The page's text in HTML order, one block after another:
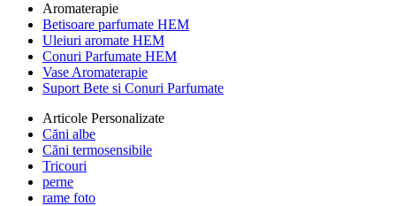
Aromaterapie
Betisoare parfumate HEM
Uleiuri aromate HEM
Conuri Parfumate HEM
Vase Aromaterapie
Suport Bete si Conuri Parfumate
Articole Personalizate
Căni albe
Căni termosensibile
Tricouri
perne
rame foto